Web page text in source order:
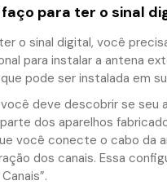
para ter o sinal
o sinal digital, você
para instalar a antena
pode ser instalada em
deve descobrir se seu
dos aparelhos
você conecte o cabo da
dos canais. Essa